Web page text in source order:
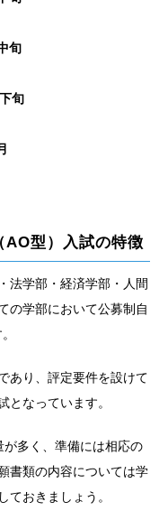
旬
旬
AO型）入試の特徴
法学部・経済学部・人間
の学部において公募制自
あり、評定要件を設けて
となっています。
多く、準備には相応の
書類の内容については学
ておきましょう。